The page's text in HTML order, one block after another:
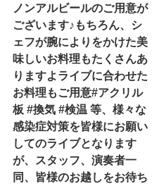
ノンアルビールのご用意が
ございます♪もちろん、シ
ェフが腕によりをかけた美
味しいお料理もたくさんあ
りますよライブに合わせた
お料理もご用意#アクリル
板 #換気 #検温 等、様々な
感染症対策を皆様にお願い
してのライブとなります
が、スタッフ、演奏者一
同、皆様のお越しをお待ち